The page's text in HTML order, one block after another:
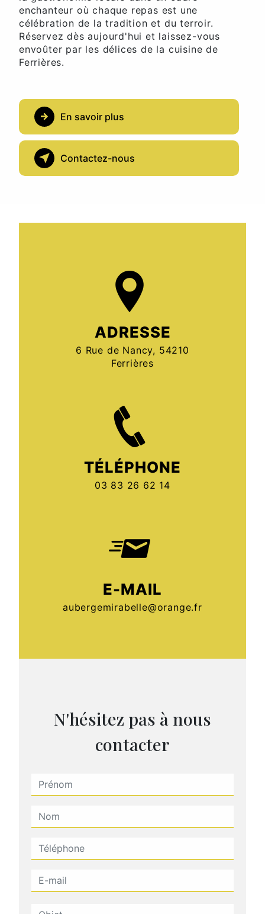
enchanteur où chaque repas est une
célébration de la tradition et du terroir.
Réservez dès aujourd'hui et laissez-vous
envoûter par les délices de la cuisine de
Ferrières.
En savoir plus
Contactez-nous
N'hésitez pas à nous
contacter
ADRESSE
6 Rue de Nancy, 54210
Ferrières
TÉLÉPHONE
03 83 26 62 14
E-MAIL
aubergemirabelle@orange.fr